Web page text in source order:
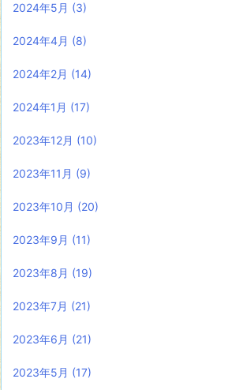
2024年5月 (3)
2024年4月 (8)
2024年2月 (14)
2024年1月 (17)
2023年12月 (10)
2023年11月 (9)
2023年10月 (20)
2023年9月 (11)
2023年8月 (19)
2023年7月 (21)
2023年6月 (21)
2023年5月 (17)